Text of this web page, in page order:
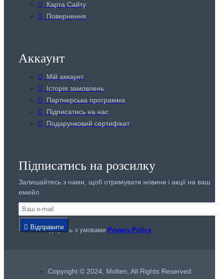
Карта Сайту
Повернення
Аккаунт
Мій аккаунт
Історія замовлень
Партнерська программа
Підписатись на нас
Подарунковий сертифікат
Підписатись на розсилку
Залишайтесь з нами, щоб отримувати новини і акції на ваш
емейл
Відправити
Я погоджуюсь з умовами Privacy Policy
Copyright © 2024, Molten, All Rights Reserved